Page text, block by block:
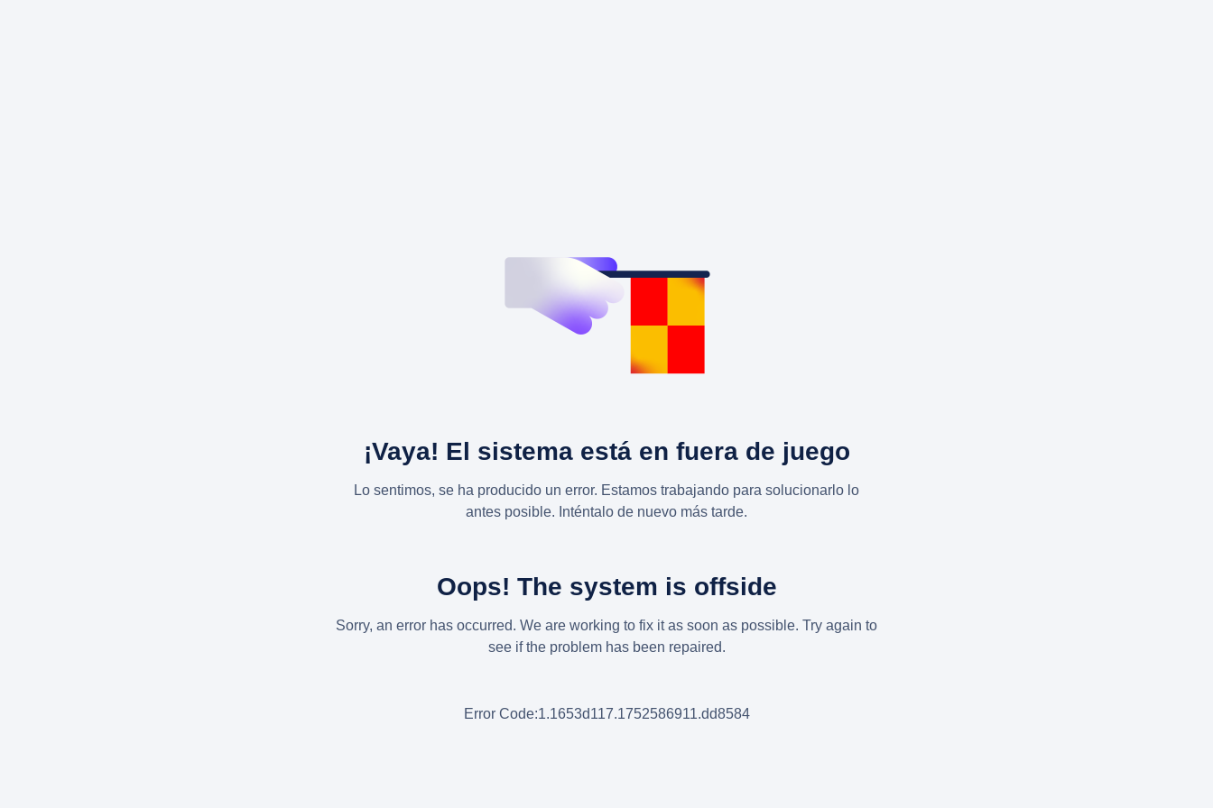
¡Vaya! El sistema está en fuera de juego
Lo sentimos, se ha producido un error. Estamos trabajando para solucionarlo lo
antes posible. Inténtalo de nuevo más tarde.
Oops! The system is offside
Sorry, an error has occurred. We are working to fix it as soon as possible. Try again to
see if the problem has been repaired.
Error Code:1.1653d117.1752586911.dd8584